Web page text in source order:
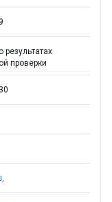
результатах
проверки